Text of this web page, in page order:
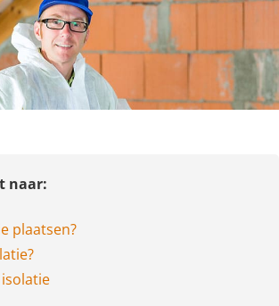
naar:
plaatsen?